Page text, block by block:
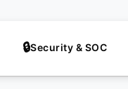
Security & SOC